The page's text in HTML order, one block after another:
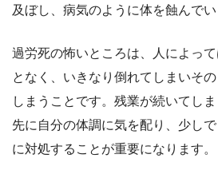
及ぼし、病気のように体を蝕んでい
過労死の怖いところは、人によっ
となく、いきなり倒れてしまいそ
しまうことです。残業が続いてし
先に自分の体調に気を配り、少し
に対処することが重要になります。